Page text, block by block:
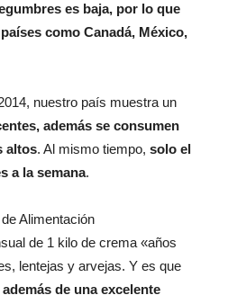
es baja, por lo que
como Canadá, México,
nuestro país muestra un
además se consumen
altos. Al mismo tiempo, solo el
a la semana.
Alimentación
de 1 kilo de crema «años
lentejas y arvejas. Y es que
de una excelente